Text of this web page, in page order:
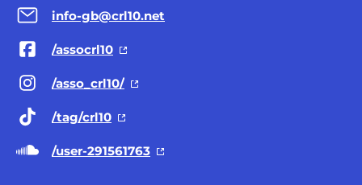
info-gb@crl10.net
/assocrl10
/asso_crl10/
/tag/crl10
/user-291561763